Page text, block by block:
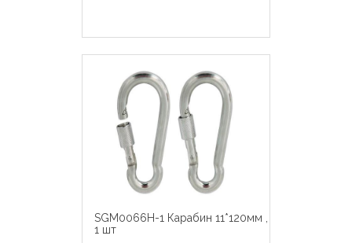
SGM0066H-1 Карабин 11*120мм ,
1 шт